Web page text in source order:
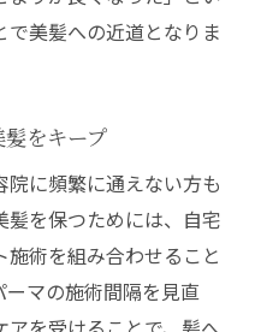
美髪への近道となりま
をキープ
に頻繁に通えない方も
を保つためには、自宅
術を組み合わせること
マの施術間隔を見直